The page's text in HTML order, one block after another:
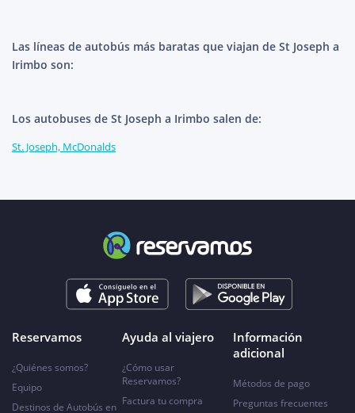
Las líneas de autobús más baratas que viajan de St Joseph a
Irimbo son:
Los autobuses de St Joseph a Irimbo salen de:
St. Joseph, McDonalds
Reservamos
¿Quiénes somos?
Equipo
Destinos de Autobús en
Ayuda al viajero
¿Cómo usar
Reservamos?
Factura tu compra
Información
adicional
Métodos de pago
Preguntas frecuentes